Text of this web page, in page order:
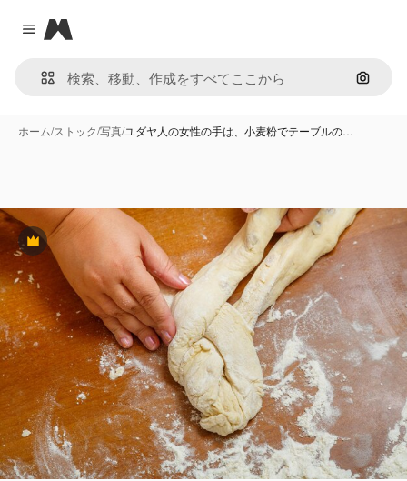
Close menu
Magnific
画像で
ホーム/ストック/写真/ユダヤ人の女性の手は、小麦粉でテーブルの…
Premium